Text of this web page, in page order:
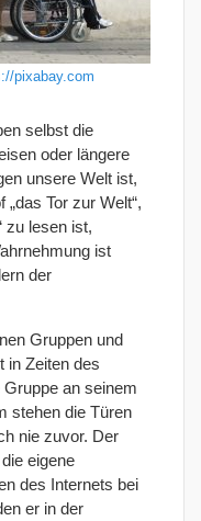
pixabay.com
selbst die
oder längere
unsere Welt ist,
Tor zur Welt“,
zu lesen ist,
ist
der
Gruppen und
in Zeiten des
an seinem
stehen die Türen
nie zuvor. Der
eigene
des Internets bei
er in der